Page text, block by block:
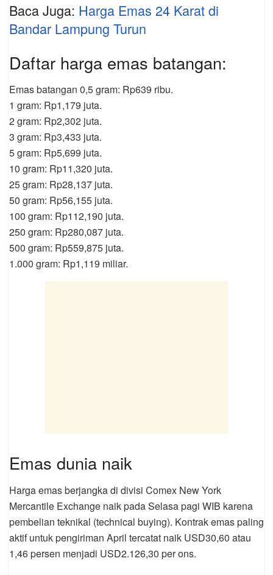
Baca Juga: Harga Emas 24 Karat di
Bandar Lampung Turun
Daftar harga emas batangan:
Emas batangan 0,5 gram: Rp639 ribu.
1 gram: Rp1,179 juta.
2 gram: Rp2,302 juta.
3 gram: Rp3,433 juta.
5 gram: Rp5,699 juta.
10 gram: Rp11,320 juta.
25 gram: Rp28,137 juta.
50 gram: Rp56,155 juta.
100 gram: Rp112,190 juta.
250 gram: Rp280,087 juta.
500 gram: Rp559,875 juta.
1.000 gram: Rp1,119 miliar.
Emas dunia naik
Harga emas berjangka di divisi Comex New York
Mercantile Exchange naik pada Selasa pagi WIB karena
pembelian teknikal (technical buying). Kontrak emas paling
aktif untuk pengiriman April tercatat naik USD30,60 atau
1,46 persen menjadi USD2.126,30 per ons.